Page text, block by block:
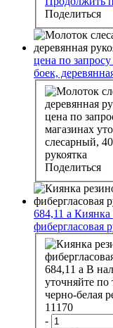
Поделиться
цена по запросу
боек,
цена по
магазинах
слесарный,
рукоятка
Поделиться
684,11 a Киянка
фибергласовая
684,11 a В
уточняйте по
черно-белая
11170
-